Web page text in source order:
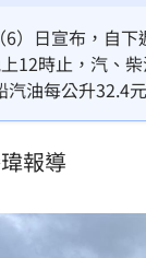
）日宣布，自
12時止，汽、
汽油每公升32.4
油每公升35.9
報導